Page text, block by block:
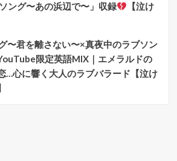
ング〜あの浜辺で〜」収録
【泣け
〜君を離さない〜×真夜中のラブソン
限定英語MIX｜エメラルドの
…心に響く大人のラブバラード【泣け